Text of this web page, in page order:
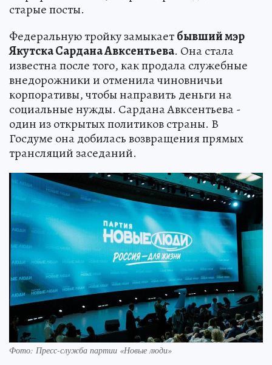
старые посты.
Федеральную тройку замыкаетбывший мэр
Якутска Сардана Авксентьева. Она стала
известна после того, как продала служебные
внедорожники и отменила чиновничьи
корпоративы, чтобы направить деньги на
социальные нужды. Сардана Авксентьева -
один из открытых политиков страны. В
Госдуме она добилась возвращения прямых
трансляций заседаний.
Фото: Пресс-служба партии «Новые люди»